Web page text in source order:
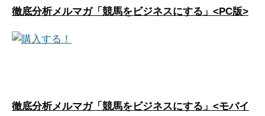
徹底分析メルマガ「競馬をビジネスにする」<PC版>
徹底分析メルマガ「競馬をビジネスにする」<モバイ